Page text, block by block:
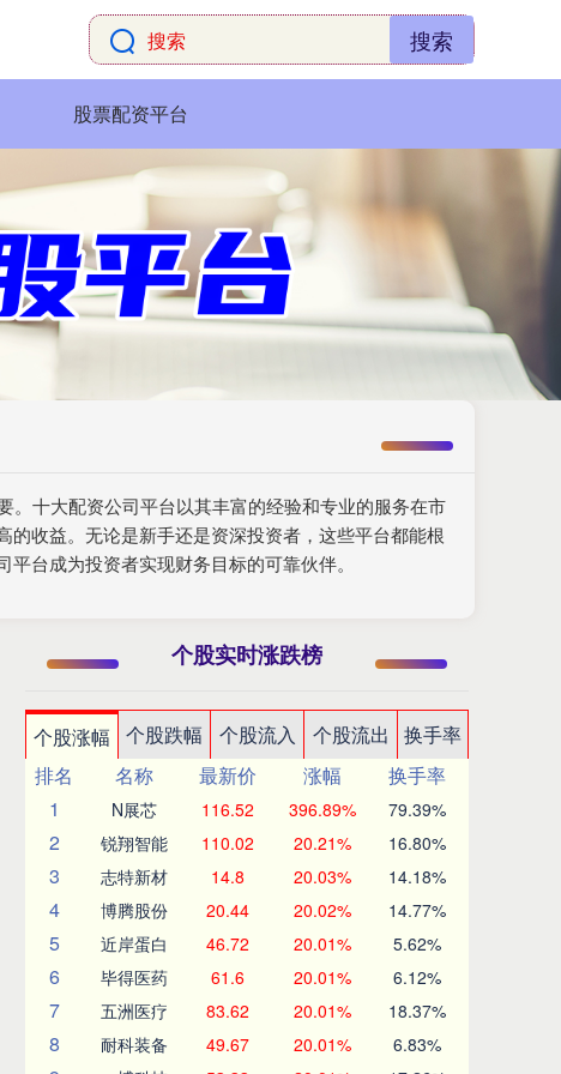
搜索
股票配资平台
。十大配资公司平台以其丰富的经验和专业的服务在市
收益。无论是新手还是资深投资者，这些平台都能根
台成为投资者实现财务目标的可靠伙伴。
个股实时涨跌榜
个股涨幅 个股跌幅 个股流入 个股流出
换手率
排名
名称 最新价 涨幅
换手率
1
N展芯 116.52 396.89% 79.39%
2 锐翔智能 110.02 20.21% 16.80%
3 志特新材 14.8 20.03% 14.18%
4 博腾股份 20.44 20.02% 14.77%
5 近岸蛋白 46.72 20.01% 5.62%
6 毕得医药 61.6 20.01% 6.12%
7 五洲医疗 83.62 20.01% 18.37%
8 耐科装备 49.67 20.01% 6.83%